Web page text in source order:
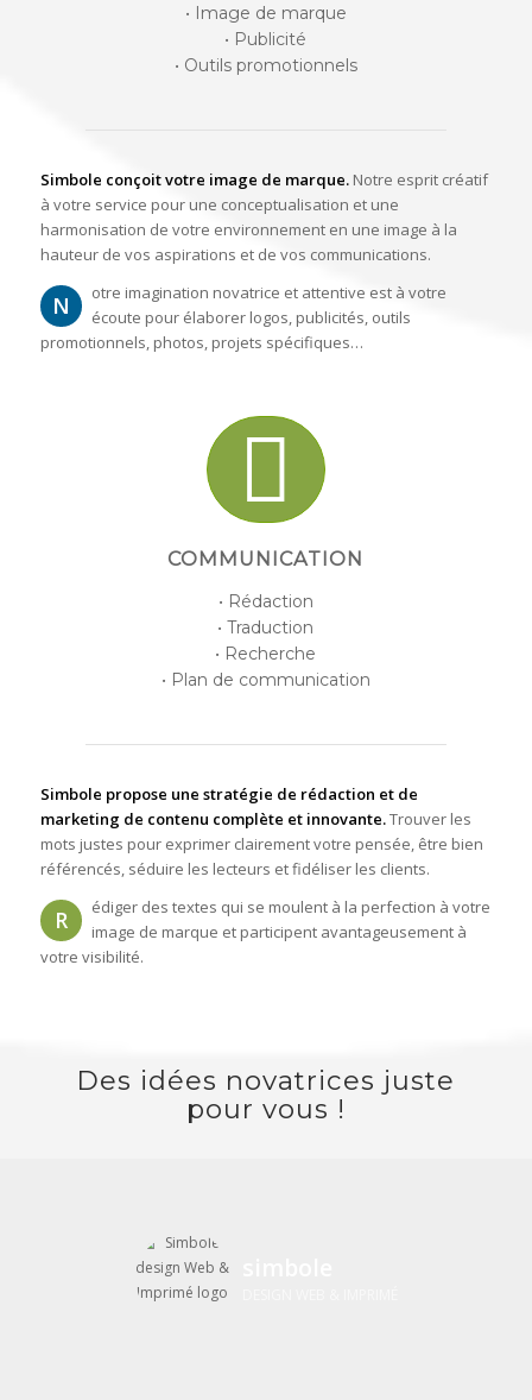
• Image de marque
• Publicité
• Outils promotionnels
Simbole conçoit votre image de marque.Notre esprit créatif
à votre service pour une conceptualisation et une
harmonisation de votre environnement en une image à la
hauteur de vos aspirations et de vos communications.
N
otre imagination novatrice et attentive est à votre
écoute pour élaborer logos, publicités, outils
promotionnels, photos, projets spécifiques…
COMMUNICATION
• Rédaction
• Traduction
• Recherche
• Plan de communication
Simbole propose une stratégie de rédaction et de
marketing de contenu complète et innovante.Trouver les
mots justes pour exprimer clairement votre pensée, être bien
référencés, séduire les lecteurs et fidéliser les clients.
R
édiger des textes qui se moulent à la perfection à votre
image de marque et participent avantageusement à
votre visibilité.
Des idées novatrices juste
pour vous !